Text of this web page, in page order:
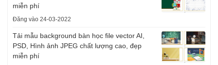
miễn phí
Đăng vào 24-03-2022
Tải mẫu background bàn học file vector AI,
PSD, Hình ảnh JPEG chất lượng cao, đẹp
miễn phí